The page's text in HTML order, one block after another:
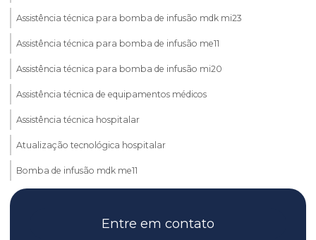
Assistência técnica para bomba de infusão mdk mi23
Assistência técnica para bomba de infusão me11
Assistência técnica para bomba de infusão mi20
Assistência técnica de equipamentos médicos
Assistência técnica hospitalar
Atualização tecnológica hospitalar
Bomba de infusão mdk me11
Bomba de infusão mdk med mi23
Bomba de infusão mdk mi20Entre em contato